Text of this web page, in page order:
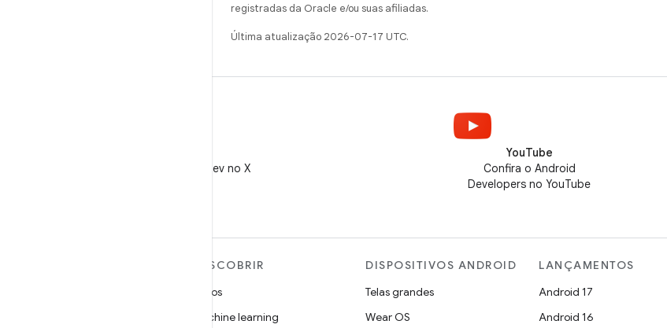
registradas da Oracle e/ou suas afiliadas.
Última atualização 2026-07-17 UTC.
Siga @AndroidDev no X
YouTube
Confira o Android
Developers no YouTube
DESCOBRIR
Jogos
Machine learning
DISPOSITIVOS ANDROID
Telas grandes
Wear OS
LANÇAMENTOS
Android 17
Android 16